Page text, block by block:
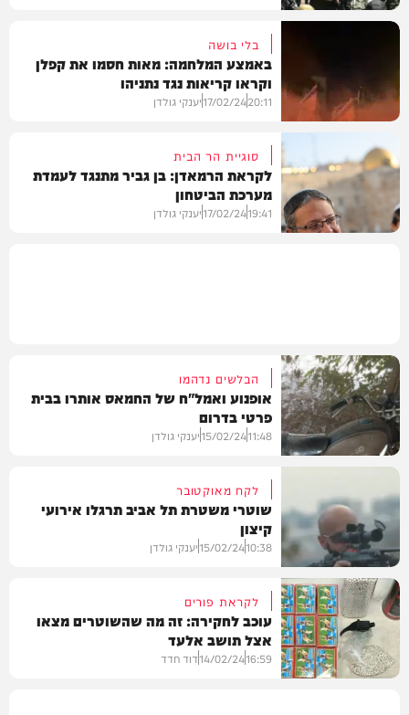
חדשות
חדשות
בלי בושה
באמצע המלחמה: מאות חסמו את קפלן
וקראו קריאות נגד נתניהו
20:11
17/02/24יענקי גולדן
סוגיית הר הבית
לקראת הרמאדן: בן גביר מתנגד לעמדת
מערכת הביטחון
19:41
17/02/24יענקי גולדן
חדשות
הבלשים נדהמו
אופנוע ואמל"ח של החמאס אותרו בבית
פרטי בדרום
11:48
15/02/24יענקי גולדן
חדשות
לקח מאוקטובר
שוטרי משטרת תל אביב תרגלו אירועי
קיצון
10:38
15/02/24יענקי גולדן
לקראת פורים
עוכב לחקירה: זה מה שהשוטרים מצאו
אצל תושב אלעד
16:59
14/02/24דוד חדד